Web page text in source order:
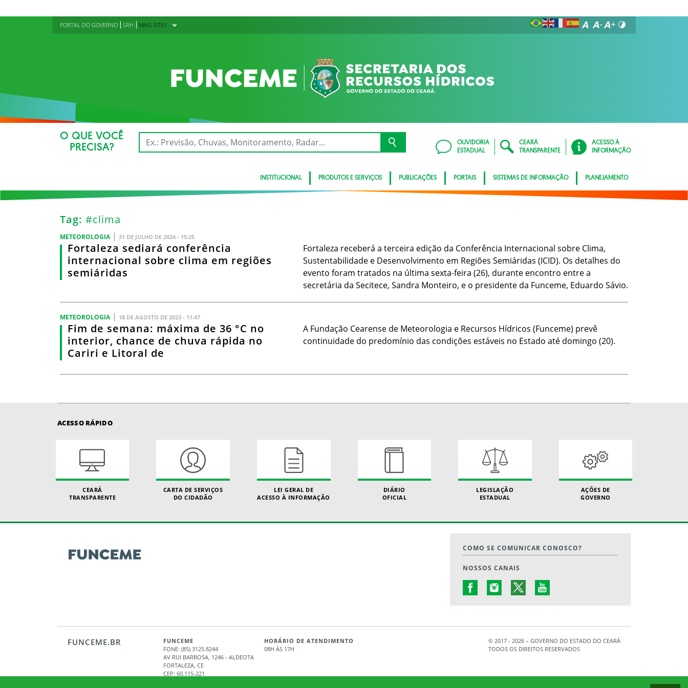
PORTAL DO GOVERNO SRH MAIS SITES
O QUE VOCÊ
PRECISA?
OUVIDORIA
ESTADUAL
CEARÁ
TRANSPARENTE
ACESSO À
INFORMAÇÃO
INSTITUCIONAL PRODUTOS E SERVIÇOS PUBLICAÇÕES PORTAIS SISTEMAS DE INFORMAÇÃO PLANEJAMENTO
Tag: #clima
METEOROLOGIA | 31 DE JULHO DE 2024 - 15:25
Fortaleza sediará conferência
internacional sobre clima em regiões
semiáridas
Fortaleza receberá a terceira edição da Conferência Internacional sobre Clima,
Sustentabilidade e Desenvolvimento em Regiões Semiáridas (ICID). Os detalhes do
evento foram tratados na última sexta-feira (26), durante encontro entre a
secretária da Secitece, Sandra Monteiro, e o presidente da Funceme, Eduardo Sávio.
METEOROLOGIA | 18 DE AGOSTO DE 2023 - 11:47
Fim de semana: máxima de 36 °C no
interior, chance de chuva rápida no
Cariri e Litoral de
A Fundação Cearense de Meteorologia e Recursos Hídricos (Funceme) prevê
continuidade do predomínio das condições estáveis no Estado até domingo (20).
ACESSO RÁPIDO
CEARÁ
TRANSPARENTE
CARTA DE SERVIÇOS
DO CIDADÃO
LEI GERAL DE
ACESSO À INFORMAÇÃO
DIÁRIO
OFICIAL
LEGISLAÇÃO
ESTADUAL
AÇÕES DE
GOVERNO
COMO SE COMUNICAR CONOSCO?
NOSSOS CANAIS
FUNCEME.BR
FUNCEME
FONE: (85) 3125.8244
AV RUI BARBOSA, 1246 - ALDEOTA
FORTALEZA, CE
CEP: 60.115-221
HORÁRIO DE ATENDIMENTO
08H ÀS 17H
© 2017 - 2026 – GOVERNO DO ESTADO DO CEARÁ
TODOS OS DIREITOS RESERVADOS